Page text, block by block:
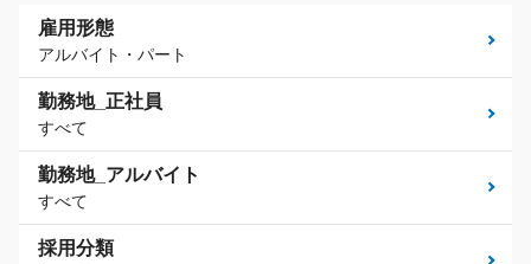
雇用形態
アルバイト・パート
勤務地_正社員
すべて
勤務地_アルバイト
すべて
採用分類